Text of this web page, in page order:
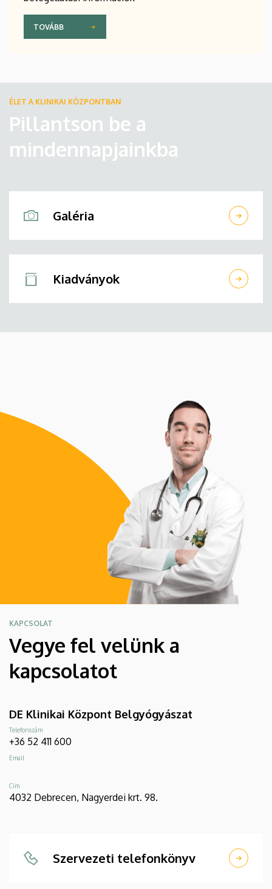
TOVÁBB
ÉLET A KLINIKAI KÖZPONTBAN
Pillantson be a
mindennapjainkba
Galéria
Kiadványok
KAPCSOLAT
Vegye fel velünk a
kapcsolatot
DE Klinikai Központ Belgyógyászat
Telefonszám
+36 52 411 600
Email
Cím
4032 Debrecen, Nagyerdei krt. 98.
Szervezeti telefonkönyv